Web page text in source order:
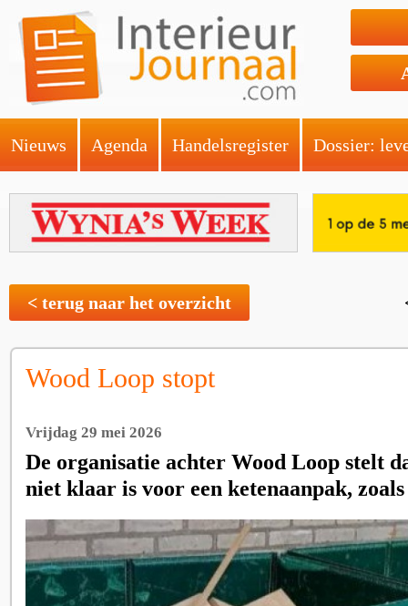
Nieuws Agenda Handelsregister Dossier:
< terug naar het overzicht
Wood Loop stopt
Vrijdag 29 mei 2026
De organisatie achter Wood Loop stelt
niet klaar is voor een ketenaanpak,